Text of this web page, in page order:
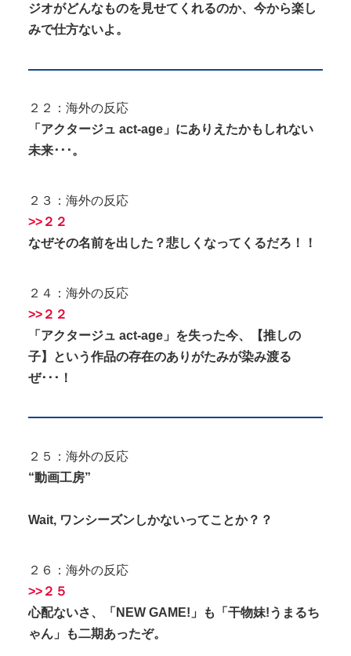
ジオがどんなものを見せてくれるのか、今から楽し
みで仕方ないよ。
２２：海外の反応
「アクタージュ act-age」にありえたかもしれない
未来･･･。
２３：海外の反応
>>２２
なぜその名前を出した？悲しくなってくるだろ！！
２４：海外の反応
>>２２
「アクタージュ act-age」を失った今、【推しの
子】という作品の存在のありがたみが染み渡る
ぜ･･･！
２５：海外の反応
“動画工房”
Wait, ワンシーズンしかないってことか？？
２６：海外の反応
>>２５
心配ないさ、「NEW GAME!」も「干物妹!うまるち
ゃん」も二期あったぞ。